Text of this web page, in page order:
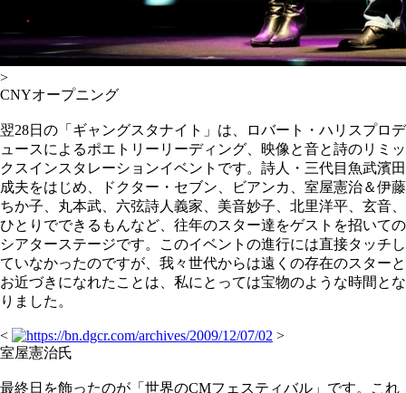
>
CNYオープニング
翌28日の「ギャングスタナイト」は、ロバート・ハリスプロデ
ュースによるポエトリーリーディング、映像と音と詩のリミッ
クスインスタレーションイベントです。詩人・三代目魚武濱田
成夫をはじめ、ドクター・セブン、ビアンカ、室屋憲治＆伊藤
ちか子、丸本武、六弦詩人義家、美音妙子、北里洋平、玄音、
ひとりでできるもんなど、往年のスター達をゲストを招いての
シアターステージです。このイベントの進行には直接タッチし
ていなかったのですが、我々世代からは遠くの存在のスターと
お近づきになれたことは、私にとっては宝物のような時間とな
りました。
<
>
室屋憲治氏
最終日を飾ったのが「世界のCMフェスティバル」です。これ